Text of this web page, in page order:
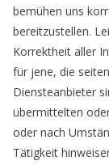
bemühen uns
bereitzustellen.
Korrektheit aller
für jene, die
Diensteanbieter
übermittelten
oder nach
Tätigkeit